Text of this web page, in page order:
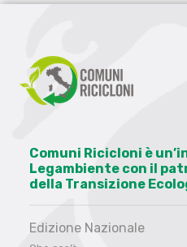
Comuni Ricicloni è
Legambiente con il
della Transizione
Edizione Nazionale